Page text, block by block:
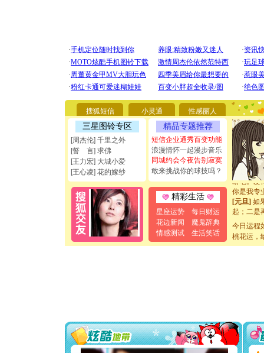
搜狐短信 小灵通 性感丽人
三星图铃专区
[周杰伦] 千里之外
[誓 言] 求佛
[王力宏] 大城小爱
[王心凌] 花的嫁纱
精品专题推荐
短信企业通秀百变功能
浪漫情怀一起漫步音乐
同城约会今夜告别寂寞
敢来挑战你的球技吗？
精彩生活
星座运势
每日财运
花边新闻
魔鬼辞典
情感测试
生活笑话
[圣诞节]
要平安！
[圣诞节]
能正大光
都要快乐
[圣诞节]
如意,快
[元旦]看
断电。爱
你是我专
[元旦]如
起；二是
离。水晶
[元旦]当
泣，这痛
卖了。水
你太多，
要平安
[圣诞节]
今日运程
桃花运，